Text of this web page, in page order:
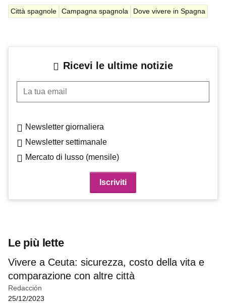
Città spagnole Campagna spagnola Dove vivere in Spagna
Ricevi le ultime notizie
La tua email
Newsletter giornaliera
Newsletter settimanale
Mercato di lusso (mensile)
Le più lette
Vivere a Ceuta: sicurezza, costo della vita e
comparazione con altre città
Redacción
25/12/2023